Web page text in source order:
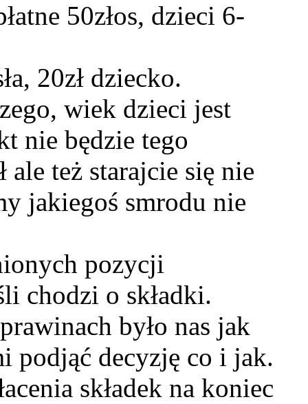
50złos, dzieci 6-
20zł dziecko.
wiek dzieci jest
nie będzie tego
ale też starajcie się nie
jakiegoś smrodu nie
pozycji
chodzi o składki.
było nas jak
podjąć decyzję co i jak.
składek na koniec